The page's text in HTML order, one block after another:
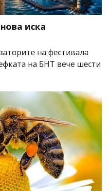
иска
на фестивала
на БНТ вече шести